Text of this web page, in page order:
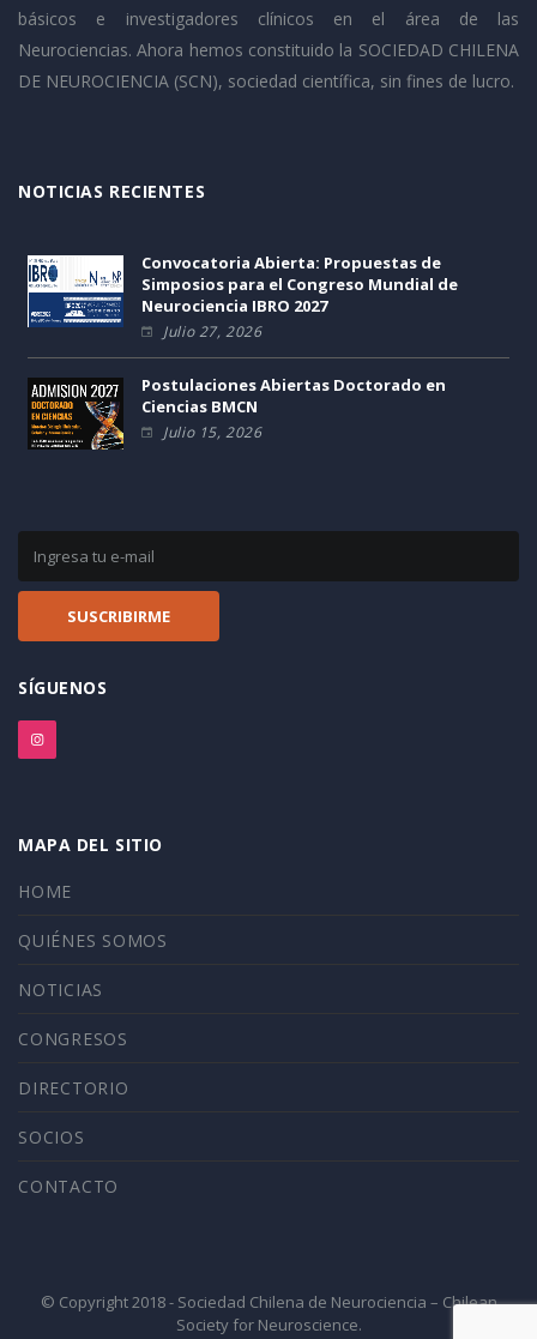
básicos e investigadores clínicos en el área de las
Neurociencias. Ahora hemos constituido la SOCIEDAD CHILENA
DE NEUROCIENCIA (SCN), sociedad científica, sin fines de lucro.
NOTICIAS RECIENTES
Convocatoria Abierta: Propuestas de
Simposios para el Congreso Mundial de
Neurociencia IBRO 2027
Julio 27, 2026
Postulaciones Abiertas Doctorado en
Ciencias BMCN
Julio 15, 2026
SÍGUENOS
MAPA DEL SITIO
HOME
QUIÉNES SOMOS
NOTICIAS
CONGRESOS
DIRECTORIO
SOCIOS
CONTACTO
© Copyright 2018 - Sociedad Chilena de Neurociencia – Chilean
Society for Neuroscience.